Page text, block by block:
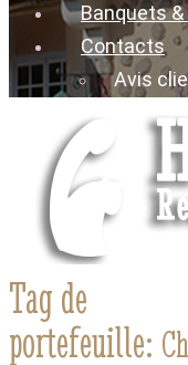
Banquets
Contacts
Avis
Tag de
portefeuille: